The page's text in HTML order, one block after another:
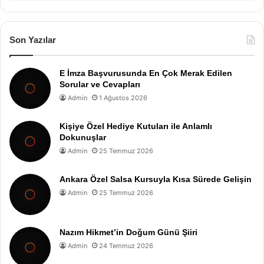
Son Yazılar
E İmza Başvurusunda En Çok Merak Edilen
Sorular ve Cevapları
Admin 1 Ağustos 2026
Kişiye Özel Hediye Kutuları ile Anlamlı
Dokunuşlar
Admin 25 Temmuz 2026
Ankara Özel Salsa Kursuyla Kısa Sürede Gelişin
Admin 25 Temmuz 2026
Nazım Hikmet’in Doğum Günü Şiiri
Admin 24 Temmuz 2026